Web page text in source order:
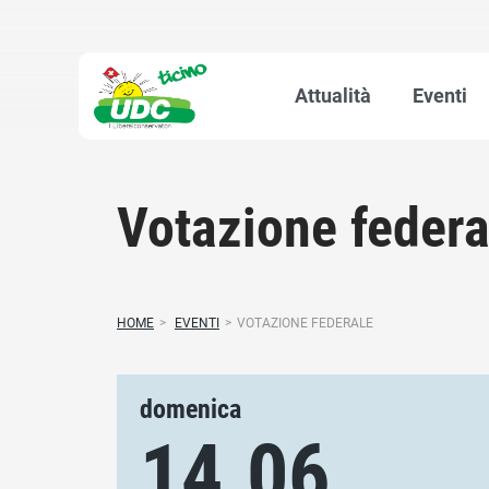
Attualità Eventi
Votazione
HOME > EVENTI > VOTAZIONE FEDERALE
domenica